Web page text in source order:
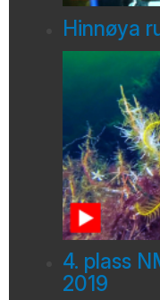
Hinnøya
4. plass
2019